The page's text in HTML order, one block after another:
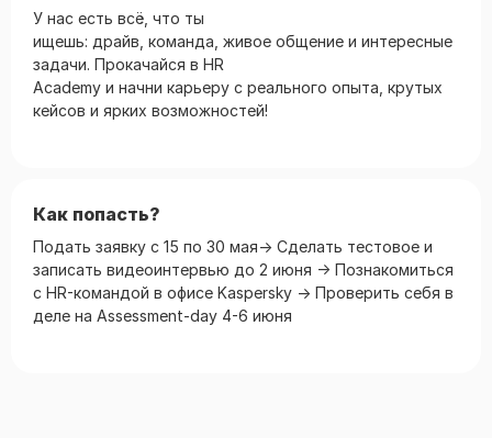
У нас есть всё, что ты
ищешь: драйв, команда, живое общение и интересные
задачи. Прокачайся в HR
Academy и начни карьеру с реального опыта, крутых
кейсов и ярких возможностей!
Как попасть?
Подать заявку с 15 по 30 мая→ Сделать тестовое и
записать видеоинтервью до 2 июня → Познакомиться
с HR-командой в офисе Kaspersky → Проверить себя в
деле на Assessment-day 4-6 июня